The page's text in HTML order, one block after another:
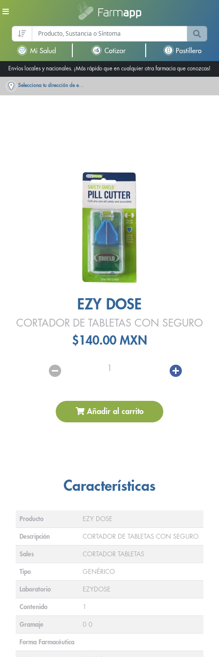
Envíos locales y nacionales. ¡Más rápido que en cualquier otra farmacia que conozcas!
Selecciona tu dirección de entrega
EZY DOSE
CORTADOR DE TABLETAS CON SEGURO
$140.00 MXN
1
Añadir al carrito
Características
Producto EZY DOSE
Descripción CORTADOR DE TABLETAS CON SEGURO
Sales CORTADOR TABLETAS
Tipo GENÉRICO
Laboratorio EZYDOSE
Contenido 1
Gramaje 0 0
Forma Farmacéutica